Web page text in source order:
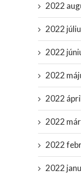
2022
2022
2022
2022
2022
2022
2022
2022